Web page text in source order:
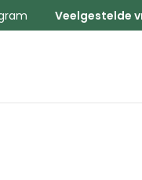
Veelgestelde